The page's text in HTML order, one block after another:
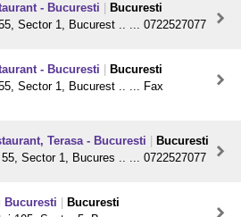
- Bucuresti
Bucuresti
Sector 1, Bucurest .. ... 0722527077
- Bucuresti
Bucuresti
Sector 1, Bucurest .. ... Fax
Terasa - Bucuresti
Bucuresti
Sector 1, Bucures .. ... 0722527077
Bucuresti
Bucuresti